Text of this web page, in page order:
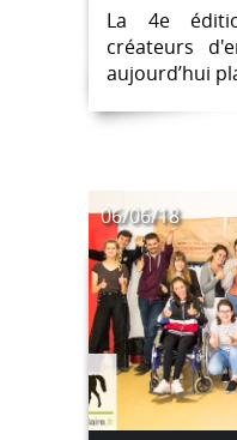
La 4e
créateurs
aujourd’hui
06/06/18